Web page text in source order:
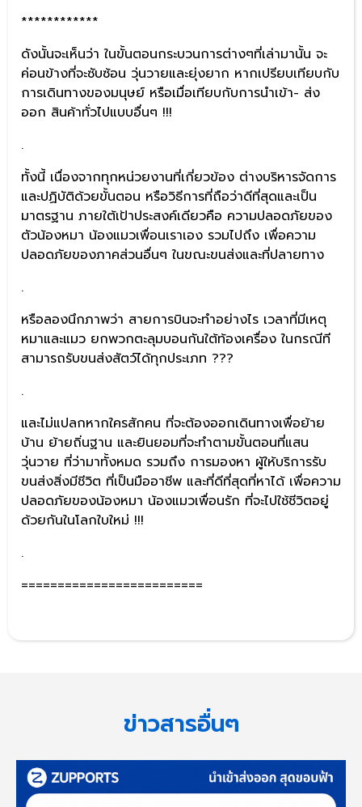
************
ดังนั้นจะเห็นว่า ในขั้นตอนกระบวนการต่างๆที่เล่ามานั้น จะ
ค่อนข้างที่จะซับซ้อน วุ่นวายและยุ่งยาก หากเปรียบเทียบกับ
การเดินทางของมนุษย์ หรือเมื่อเทียบกับการนำเข้า- ส่ง
ออก สินค้าทั่วไปแบบอื่นๆ !!!
.
ทั้งนี้ เนื่องจากทุกหน่วยงานที่เกี่ยวข้อง ต่างบริหารจัดการ
และปฏิบัติด้วยขั้นตอน หรือวิธีการที่ถือว่าดีที่สุดและเป็น
มาตรฐาน ภายใต้เป้าประสงค์เดียวคือ ความปลอดภัยของ
ตัวน้องหมา น้องแมวเพื่อนเราเอง รวมไปถึง เพื่อความ
ปลอดภัยของภาคส่วนอื่นๆ ในขณะขนส่งและที่ปลายทาง
.
หรือลองนึกภาพว่า สายการบินจะทำอย่างไร เวลาที่มีเหตุ
หมาและแมว ยกพวกตะลุมบอนกันใต้ท้องเครื่อง ในกรณีที
สามารถรับขนส่งสัตว์ได้ทุกประเภท ???
.
และไม่แปลกหากใครสักคน ที่จะต้องออกเดินทางเพื่อย้าย
บ้าน ย้ายถิ่นฐาน และยินยอมที่จะทำตามขั้นตอนที่แสน
วุ่นวาย ที่ว่ามาทั้งหมด รวมถึง การมองหา ผู้ให้บริการรับ
ขนส่งสิ่งมีชีวิต ที่เป็นมืออาชีพ และที่ดีที่สุดที่หาได้ เพื่อความ
ปลอดภัยของน้องหมา น้องแมวเพื่อนรัก ที่จะไปใช้ชีวิตอยู่
ด้วยกันในโลกใบใหม่ !!!
.
=========================
ข่าวสารอื่นๆ